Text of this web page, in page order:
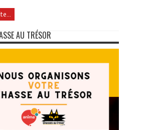
AU TRÉSOR